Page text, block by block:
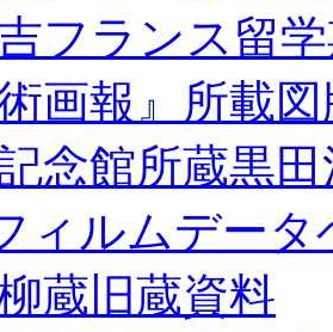
フランス留
術画報』所載
念館所蔵黒
ィルムデータ
蔵旧蔵資料